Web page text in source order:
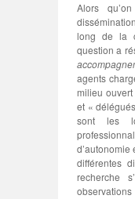
Alors
long de la
question a
agents
milieu
et «
sont les
d’autonomie
différentes
recherche